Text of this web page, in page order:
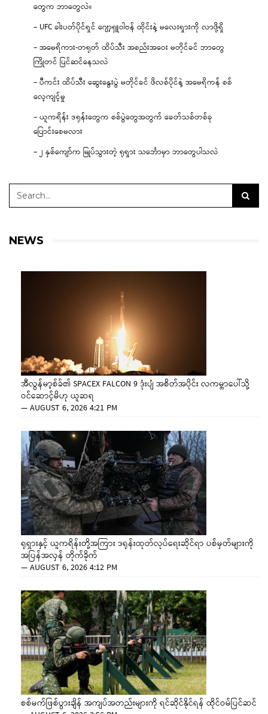
တွေက ဘာတွေလဲ။
– UFC ခါးပတ်ပိုင်ရှင် ဂျော့ရှူဝါဗန် ထိုင်းနဲ့ မလေးရှားကို လာဖို့ရှိ
– အမေရိကား-တရုတ် ထိပ်သီး အစည်းအဝေး မတိုင်ခင် ဘာတွေ
ကြိုတင် ပြင်ဆင်နေသလဲ
– ပီကင်း ထိပ်သီး ဆွေးနွေးပွဲ မတိုင်ခင် ဖိလစ်ပိုင်နဲ့ အမေရိကန် စစ်
လေ့ကျင့်မှု
– ယူကရိန်း ဒရုန်းတွေက စစ်ပွဲတွေအတွက် ခေတ်သစ်တစ်ခု
ပြောင်းစေမလား
– ၂ နှစ်ကျော်က မြုပ်သွားတဲ့ ရုရှား သင်္ဘောမှာ ဘာတွေပါသလဲ
NEWS
အီလွန်မာ့စ်ခ်၏ SPACEX FALCON 9 ဒုံးပျံ အစိတ်အပိုင်း လကမ္ဘာပေါ်သို့
ဝင်ဆောင့်မိဟု ယူဆရ
—AUGUST 6, 2026 4:21 PM
ရုရှားနှင့် ယူကရိန်းတို့အကြား ဒရုန်းထုတ်လုပ်ရေးဆိုင်ရာ ပစ်မှတ်များကို
အပြန်အလှန် တိုက်ခိုက်
—AUGUST 6, 2026 4:12 PM
စစ်မက်ဖြစ်ပွားချိန် အကျပ်အတည်းများကို ရင်ဆိုင်နိုင်ရန် ထိုင်ဝမ်ပြင်ဆင်